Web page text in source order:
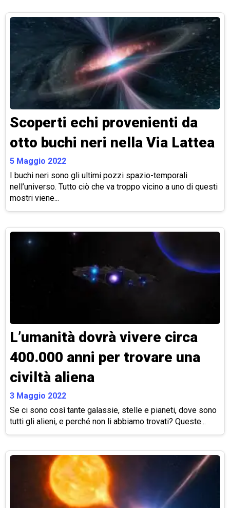
Scoperti echi provenienti da
otto buchi neri nella Via Lattea
5 Maggio 2022
I buchi neri sono gli ultimi pozzi spazio-temporali
nell’universo. Tutto ciò che va troppo vicino a uno di questi
mostri viene...
L’umanità dovrà vivere circa
400.000 anni per trovare una
civiltà aliena
3 Maggio 2022
Se ci sono così tante galassie, stelle e pianeti, dove sono
tutti gli alieni, e perché non li abbiamo trovati? Queste...